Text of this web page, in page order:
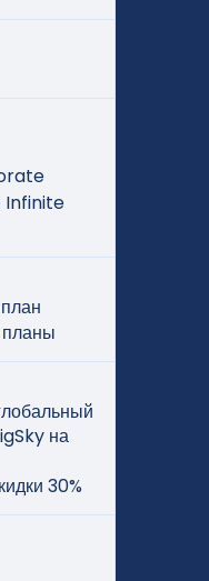
Infinite
планы
на
30%